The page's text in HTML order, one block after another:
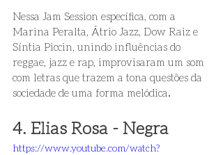
Nessa Jam Session específica, com a
Marina Peralta, Átrio Jazz, Dow Raiz e
Síntia Piccin, unindo influências do
reggae, jazz e rap, improvisaram um som
com letras que trazem a tona questões da
sociedade de uma forma melódica
4. Elias Rosa - Negra
https://www.youtube.com/watch?